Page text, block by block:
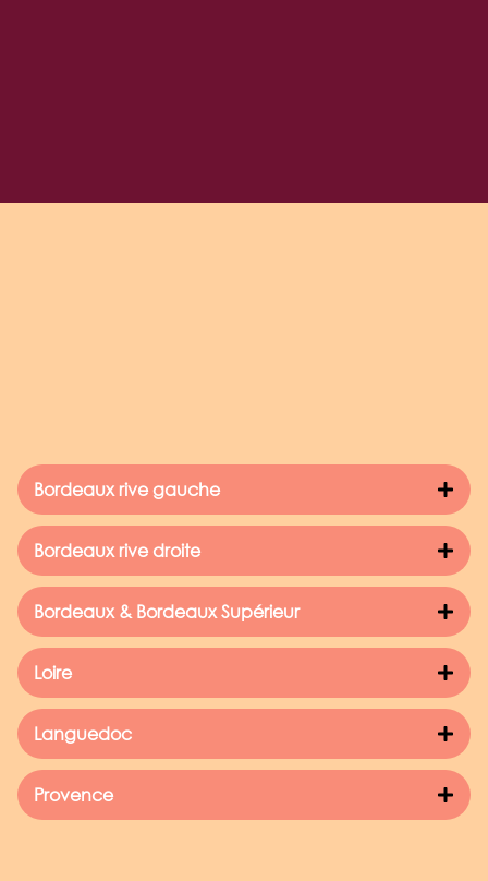
Bordeaux rive gauche
Bordeaux rive droite
Bordeaux & Bordeaux Supérieur
Loire
Languedoc
Provence